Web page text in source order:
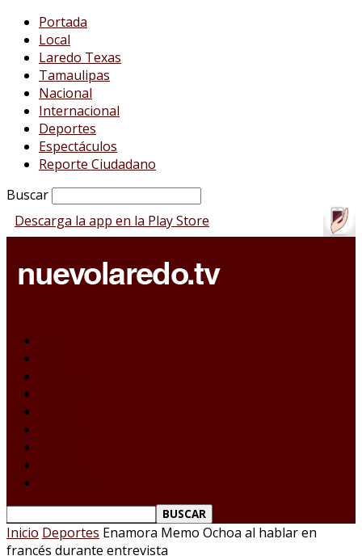
Portada
Local
Laredo Texas
Tamaulipas
Nacional
Internacional
Deportes
Espectáculos
Reporte Ciudadano
Buscar
Descarga la app en la Play Store
Inicio Deportes Enamora Memo Ochoa al hablar en
francés durante entrevista